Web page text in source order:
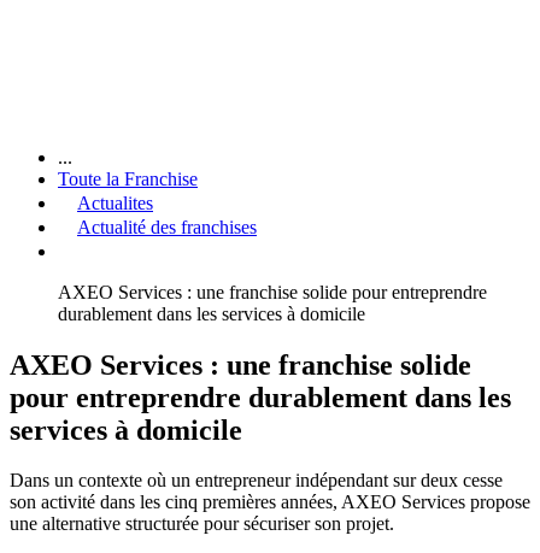
...
Toute la Franchise
Actualites
Actualité des franchises
AXEO Services : une franchise solide pour entreprendre
durablement dans les services à domicile
AXEO Services : une franchise solide
pour entreprendre durablement dans les
services à domicile
Dans un contexte où un entrepreneur indépendant sur deux cesse
son activité dans les cinq premières années, AXEO Services propose
une alternative structurée pour sécuriser son projet.